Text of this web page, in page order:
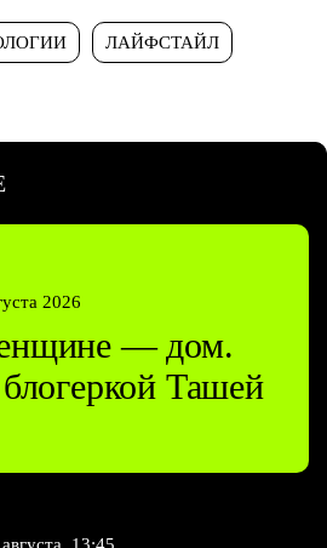
ЛАЙФСТАЙЛ
2026
— дом.
Ташей